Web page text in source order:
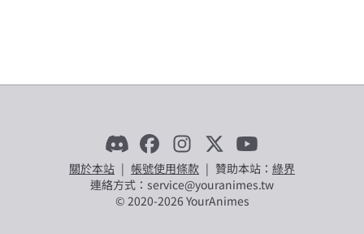
關於本站 | 帳號使用條款 | 贊助本站： 綠界
連絡方式：service@youranimes.tw
© 2020-2026 YourAnimes